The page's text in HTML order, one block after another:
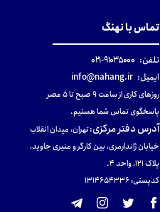
تماس با نهنگ
تلفن: ۹۱۰۳۵۰۰۰-۰۲۱
ایمیل: info@nahang.ir
روزهای کاری از ساعت ۹ صبح تا ۵ عصر
پاسخگوی تماس شما هستیم.
آدرس دفتر مرکزی:تهران، میدان انقلاب
خیابان ژاندارمری، بین کارگر و منیری جاوید،
پلاک 121، واحد ۴.
کدپستی: 131465433۶